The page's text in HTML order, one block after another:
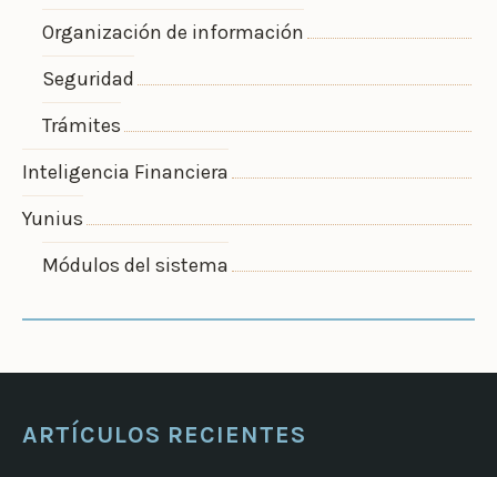
Organización de información
Seguridad
Trámites
Inteligencia Financiera
Yunius
Módulos del sistema
ARTÍCULOS RECIENTES